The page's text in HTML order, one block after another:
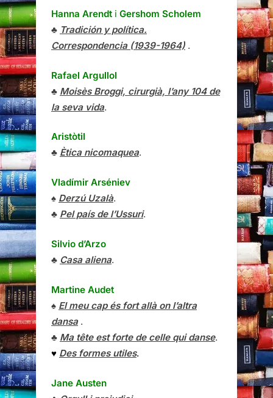
Hanna Arendt i Gershom Scholem
♣ Tradición y política.
Correspondencia (1939-1964) .
Rafael Argullol
♣ Moisès Broggi, cirurgià, l’any 104 de
la seva vida.
Aristòtil
♣ Ètica nicomaquea.
Vladímir Arséniev
♠ Derzú Uzalà.
♣ Pel país de l’Ussuri.
Silvio d’Arzo
♣ Casa aliena.
Martine Audet
♠ El meu cap és fort allà on l’altra
dansa.
♣ Ma tête est forte de celle qui danse.
♥ Des formes utiles.
Jane Austen